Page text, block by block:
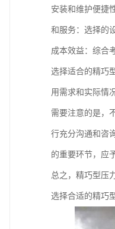
安装和维护便捷
和服务：选择的
成本效益：综合
选择适合的精巧
用需求和实际情
需要注意的是，
行充分沟通和咨
的重要环节，应
总之，精巧型压
选择合适的精巧